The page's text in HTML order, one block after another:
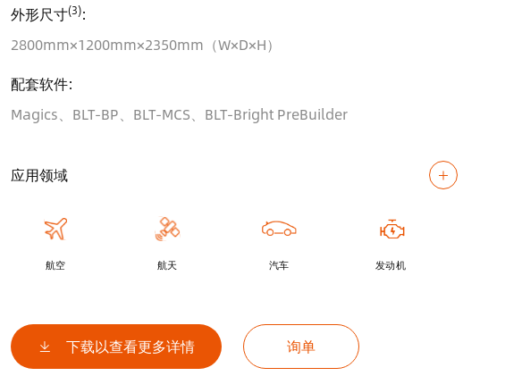
外形尺寸(3):
2800mm×1200mm×2350mm（W×D×H）
配套软件:
Magics、BLT-BP、BLT-MCS、BLT-Bright PreBuilder
应用领域
航空 航天 汽车 发动机
下载以查看更多详情
询单